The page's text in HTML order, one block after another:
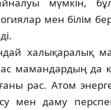
мен білім
халықаралық
мамандардың да
рас. Атом
мен даму